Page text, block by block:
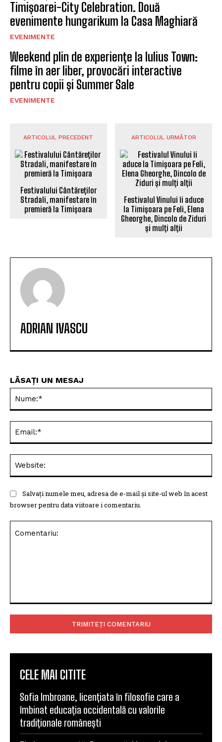
Timișoarei-City Celebration. Două
evenimente hungarikum la Casa Maghiară
EVENIMENTE
Weekend plin de experiențe la Iulius Town:
filme în aer liber, provocări interactive
pentru copii și Summer Sale
EVENIMENTE
ARTICOLUL PRECEDENT
Festivalului Cântăreților
Stradali, manifestare în
premieră la Timișoara
ARTICOLUL URMĂTOR
Festivalul Vinului îi aduce
la Timișoara pe Feli, Elena
Gheorghe, Dincolo de Ziduri
și mulți alții
ADRIAN IVASCU
LĂSAȚI UN MESAJ
Salvați numele meu, adresa de e-mail și site-ul web în acest
browser pentru data viitoare i comentariu.
CELE MAI CITITE
Sofia Imbroane, licențiata în filosofie care a
îmbinat educația occidentală cu valorile
tradiționale românești